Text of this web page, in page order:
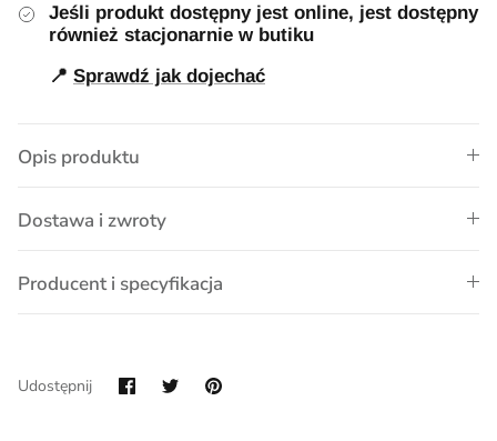
Jeśli produkt dostępny jest online, jest dostępny
również stacjonarnie w butiku
📍 Sprawdź jak dojechać
Opis produktu
Dostawa i zwroty
Producent i specyfikacja
Udostępnij Udostępnij
na
Przypnij